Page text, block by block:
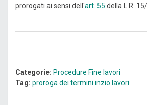
prorogati ai sensi dell'art. 55 della L.R.
Categorie: Procedure Fine lavori
Tag: proroga dei termini inzio lavori